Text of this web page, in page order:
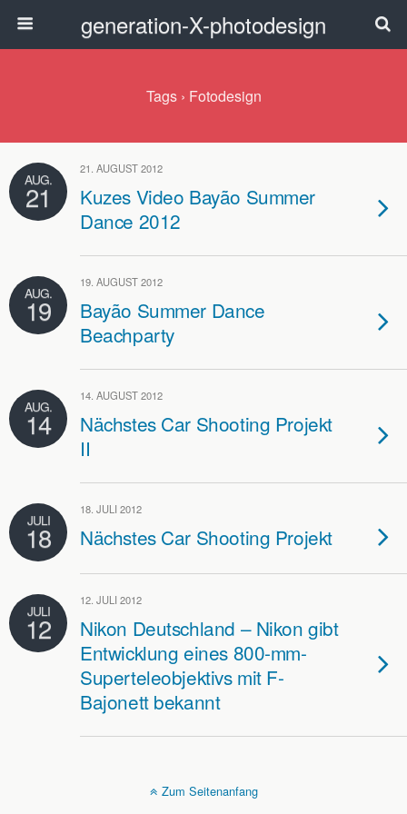
generation-X-photodesign
Tags › Fotodesign
AUG.
21
21. AUGUST 2012
Kuzes Video Bayão Summer
Dance 2012
AUG.
19
19. AUGUST 2012
Bayão Summer Dance
Beachparty
AUG.
14
14. AUGUST 2012
Nächstes Car Shooting Projekt
II
JULI
18
18. JULI 2012
Nächstes Car Shooting Projekt
JULI
12
12. JULI 2012
Nikon Deutschland – Nikon gibt
Entwicklung eines 800-mm-
Superteleobjektivs mit F-
Bajonett bekannt
Zum Seitenanfang